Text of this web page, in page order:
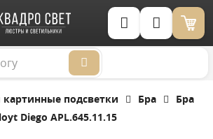
Корзина (0)
картинные подсветки Бра
Бра
Diego APL.645.11.15